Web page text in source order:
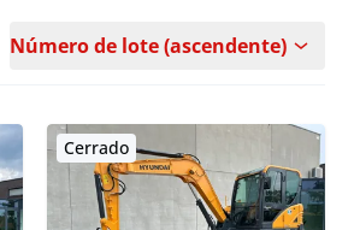
Número de lote (ascendente)
Cerrado